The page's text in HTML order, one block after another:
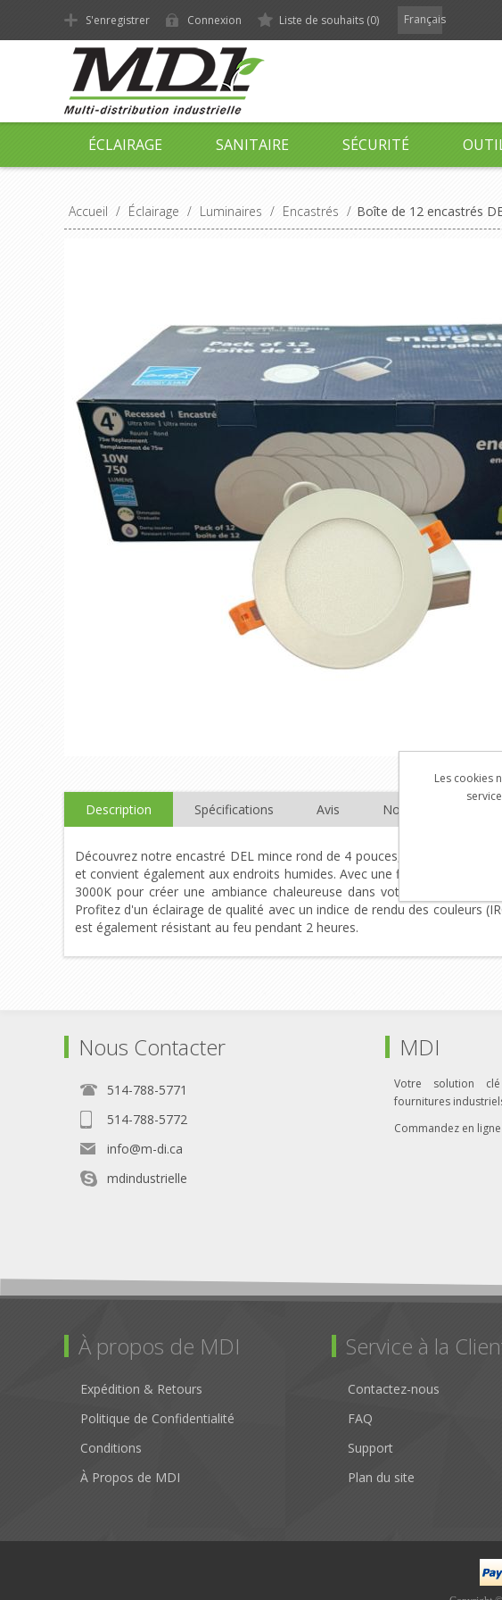
S'enregistrer Connexion Liste de souhaits (0) Français
ÉCLAIRAGE SANITAIRE SÉCURITÉ
Accueil / Éclairage / Luminaires / Encastrés / Boîte de 12 encastrés
Description Spécifications Avis Nous Contacter
Découvrez notre encastré DEL mince rond de 4 pouces, offrant une
et convient également aux endroits humides. Avec une finition blanche
3000K pour créer une ambiance chaleureuse dans votre espace.
Profitez d'un éclairage de qualité avec un indice de rendu des couleurs
est également résistant au feu pendant 2 heures.
Nous Contacter
514-788-5771
514-788-5772
info@m-di.ca
mdindustrielle
MDI
Votre solution
fournitures
Commandez en
À propos de MDI
Expédition & Retours
Politique de Confidentialité
Conditions
À Propos de MDI
Service à la
Contactez-nous
FAQ
Support
Plan du site
Les cookies